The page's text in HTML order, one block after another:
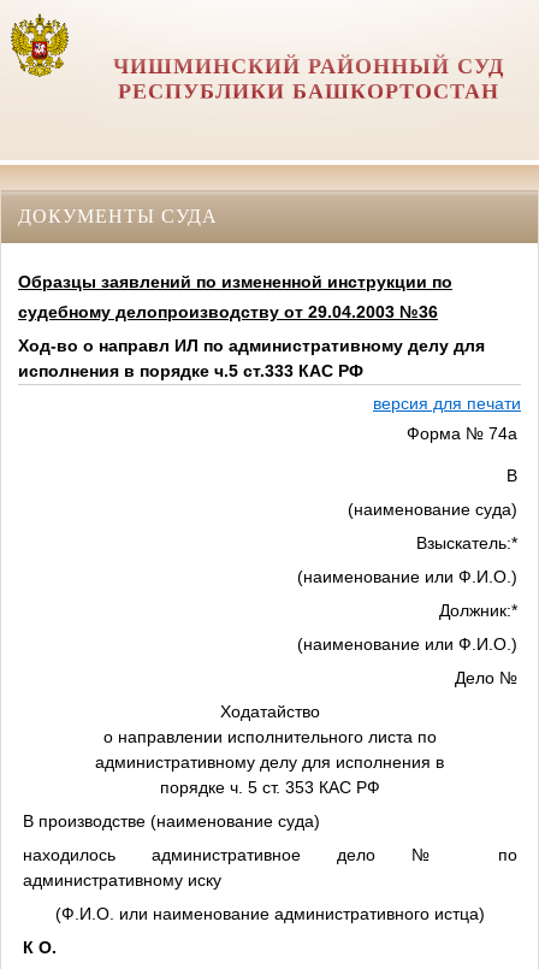
ЧИШМИНСКИЙ РАЙОННЫЙ СУД
РЕСПУБЛИКИ БАШКОРТОСТАН
ДОКУМЕНТЫ СУДА
Образцы заявлений по измененной инструкции по
судебному делопроизводству от 29.04.2003 №36
Ход-во о направл ИЛ по административному делу для
исполнения в порядке ч.5 ст.333 КАС РФ
версия для печати
Форма № 74а
В
(наименование суда)
Взыскатель:*
(наименование или Ф.И.О.)
Должник:*
(наименование или Ф.И.О.)
Дело №
Ходатайство
о направлении исполнительного листа по
административному делу для исполнения в
порядке ч. 5 ст. 353 КАС РФ
В производстве (наименование суда)
находилось административное дело № по
административному иску
(Ф.И.О. или наименование административного истца)
К О.